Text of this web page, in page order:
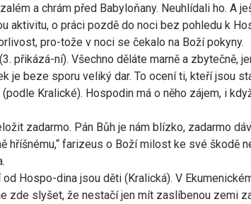
a chrám před Babyloňany. Neuhlídali ho. A
aktivitu, o práci pozdě do noci bez pohledu k
pro-tože v noci se čekalo na Boží pokyny.
přikázá-ní). Všechno děláte marně a zbytečně,
je beze sporu veliký dar. To ocení ti, kteří jsou
Kralické). Hospodin má o něho zájem, i
zadarmo. Pán Bůh je nám blízko, zadarmo
hříšnému,“ farizeus o Boží milost ke své škodě
Hospo-dina jsou děti (Kralická). V
zde slyšet, že nestačí jen mít zaslíbenou zemi